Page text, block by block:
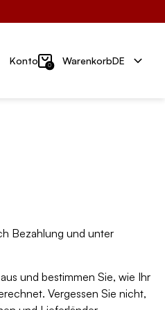
Konto 0 WarenkorbDE
Bezahlung und unter
und bestimmen Sie, wie Ihr
Vergessen Sie nicht,